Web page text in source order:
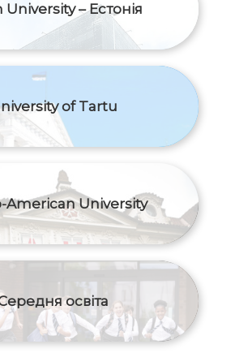
University – Естонія
of Tartu
American University
освіта